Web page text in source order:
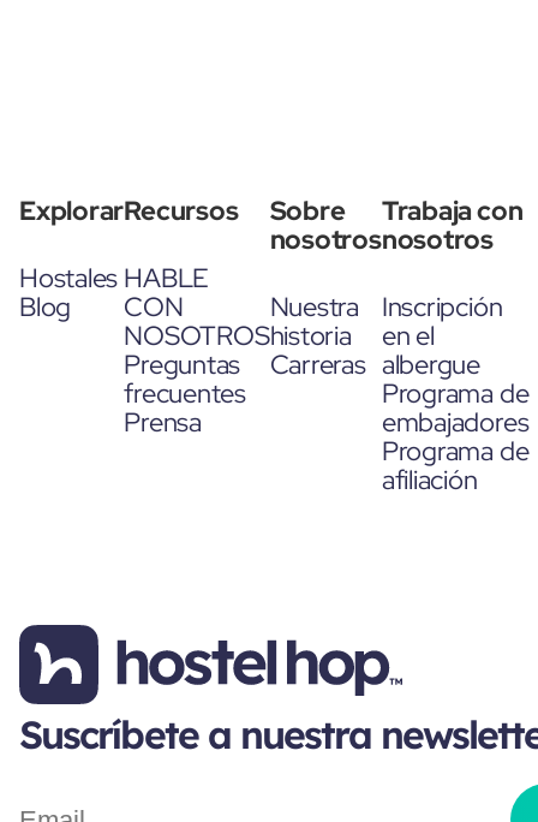
Explorar
Hostales
Blog
Recursos
HABLE
CON
NOSOTROS
Preguntas
frecuentes
Prensa
Sobre
nosotros
Nuestra
historia
Carreras
Trabaja con
nosotros
Inscripción
en el
albergue
Programa de
embajadores
Programa de
afiliación
Suscríbete a nuestra